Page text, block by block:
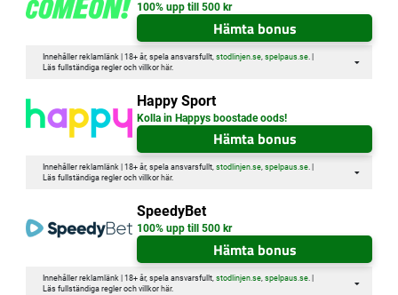
100% upp till 500 kr
Hämta bonus
Innehåller reklamlänk | 18+ år, spela ansvarsfullt, stodlinjen.se, spelpaus.se. |
Läs fullständiga regler och villkor här.
Happy Sport
Kolla in Happys boostade oods!
Hämta bonus
Innehåller reklamlänk | 18+ år, spela ansvarsfullt, stodlinjen.se, spelpaus.se. |
Läs fullständiga regler och villkor här.
SpeedyBet
100% upp till 500 kr
Hämta bonus
Innehåller reklamlänk | 18+ år, spela ansvarsfullt, stodlinjen.se, spelpaus.se. |
Läs fullständiga regler och villkor här.